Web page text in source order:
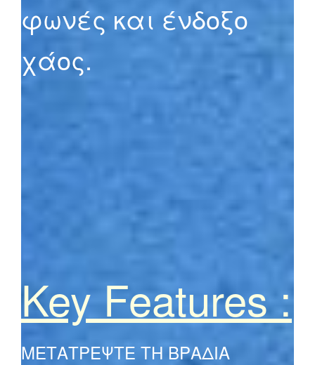
φωνές και ένδοξο
χάος.
Key Features :
ΜΕΤΑΤΡΕΨΤΕ ΤΗ ΒΡΑΔΙΑ